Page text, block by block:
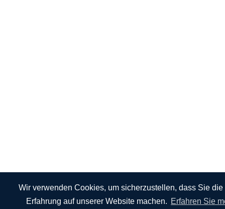
Wir verwenden Cookies, um sicherzustellen, dass Sie die
Erfahrung auf unserer Website machen. Erfahren Sie